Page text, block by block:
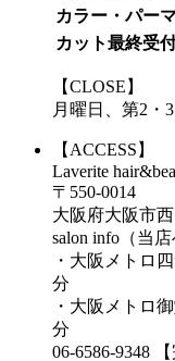
カラー・パー
カット最終受
【CLOSE】
月曜日、第2・
【ACCESS】
Laverite
〒550-0014
大阪府大阪市
salon info（当店
・大阪メトロ
分
・大阪メトロ
分
06-6586-9348